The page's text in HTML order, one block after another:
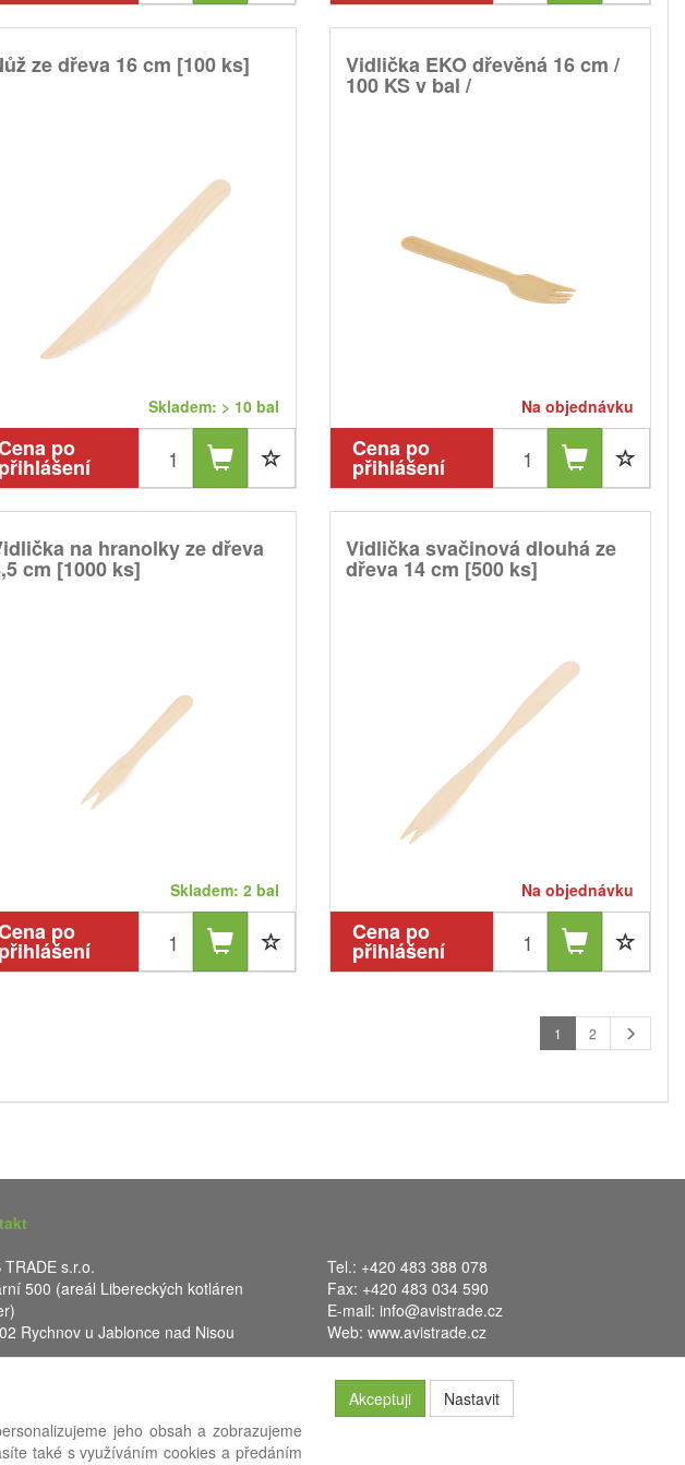
ze dřeva 16 cm [100 ks]
Skladem: > 10 bal
po
přihlášení
Vidlička EKO dřevěná 16 cm /
100 KS v bal /
Na objednávku
Cena po
přihlášení
na hranolky ze dřeva
cm [1000 ks]
Skladem: 2 bal
po
přihlášení
Vidlička svačinová dlouhá ze
dřeva 14 cm [500 ks]
Na objednávku
Cena po
přihlášení
1 2
TRADE s.r.o.
500 (areál Libereckých kotláren
Rychnov u Jablonce nad Nisou
Tel.: +420 483 388 078
Fax: +420 483 034 590
E-mail: info@avistrade.cz
Web: www.avistrade.cz
jeho obsah a zobrazujeme
také s využíváním cookies a předáním
Akceptuji Nastavit